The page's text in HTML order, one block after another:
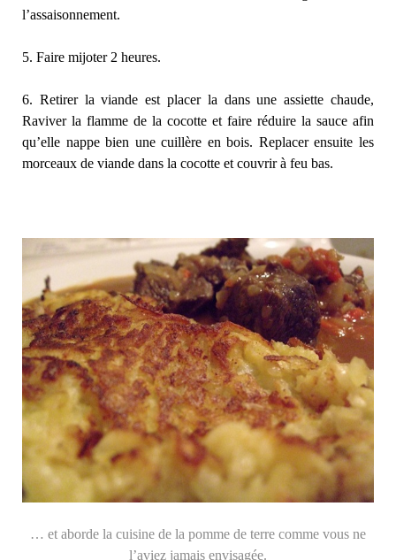
l’assaisonnement.
5. Faire mijoter 2 heures.
6. Retirer la viande est placer la dans une assiette chaude,
Raviver la flamme de la cocotte et faire réduire la sauce afin
qu’elle nappe bien une cuillère en bois. Replacer ensuite les
morceaux de viande dans la cocotte et couvrir à feu bas.
… et aborde la cuisine de la pomme de terre comme vous ne
l’aviez jamais envisagée.